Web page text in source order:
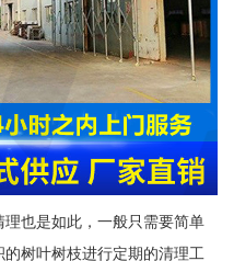
也是如此，一般只需要简单
树叶树枝进行定期的清理工